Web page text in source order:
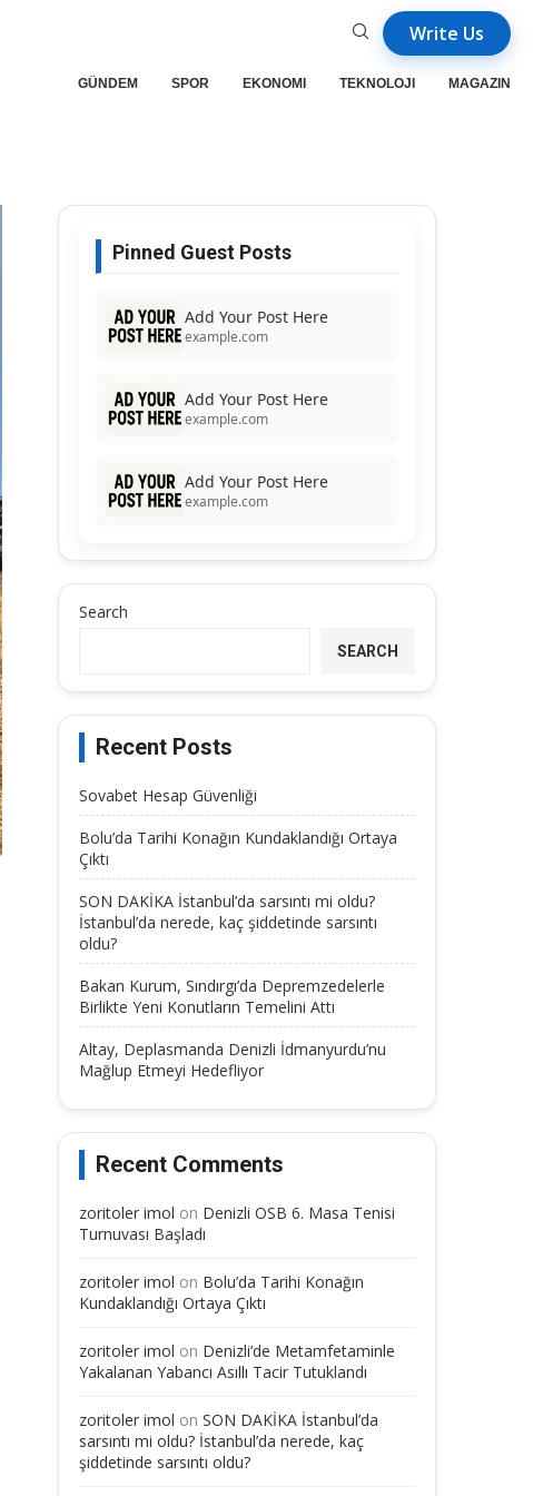
Write Us
GÜNDEM SPOR EKONOMI TEKNOLOJI MAGAZIN
Pinned Guest Posts
Add Your Post Here
example.com
Add Your Post Here
example.com
Add Your Post Here
example.com
Search
SEARCH
Recent Posts
Sovabet Hesap Güvenliği
Bolu’da Tarihi Konağın Kundaklandığı Ortaya
Çıktı
SON DAKİKA İstanbul’da sarsıntı mi oldu?
İstanbul’da nerede, kaç şiddetinde sarsıntı
oldu?
Bakan Kurum, Sındırgı’da Depremzedelerle
Birlikte Yeni Konutların Temelini Attı
Altay, Deplasmanda Denizli İdmanyurdu’nu
Mağlup Etmeyi Hedefliyor
Recent Comments
zoritoler imol on Denizli OSB 6. Masa Tenisi
Turnuvası Başladı
zoritoler imol on Bolu’da Tarihi Konağın
Kundaklandığı Ortaya Çıktı
zoritoler imol on Denizli’de Metamfetaminle
Yakalanan Yabancı Asıllı Tacir Tutuklandı
zoritoler imol on SON DAKİKA İstanbul’da
sarsıntı mi oldu? İstanbul’da nerede, kaç
şiddetinde sarsıntı oldu?